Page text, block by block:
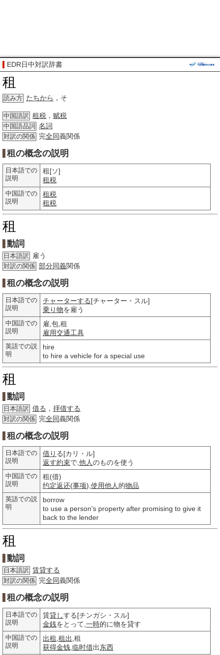
EDR日中対訳辞書
租
読み方 たちから ，そ
中国語訳 租税 ， 赋税
中国語品詞 名詞
対訳の関係 完全同義関係
租の概念の説明
日本語での
説明
租[ソ]
租税
中国語での
説明
租税
租税
租
動詞
日本語訳 雇う
対訳の関係 部分同義関係
租の概念の説明
日本語での
説明
チャーターする[チャーター・スル]
乗り物を雇う
中国語での
説明
雇,包,租
雇用交通工具
英語での説
明
hire
to hire a vehicle for a special use
租
動詞
日本語訳 借る ， 拝借する
対訳の関係 完全同義関係
租の概念の説明
日本語での
説明
借り る[カリ・ル]
返す約束で, 他人のものを使う
中国語での
説明
租(借)
约定返还(事项), 使用他人 的物品
英語での説
明
borrow
to use a person's property after promising to give it
back to the lender
租
動詞
日本語訳 賃貸する
対訳の関係 完全同義関係
租の概念の説明
日本語での
説明
賃貸しする[チンガシ・スル]
金銭をとって, 一時的に物を貸す
中国語での
説明
出租 租出 ,租
获得金钱 临时借出东西